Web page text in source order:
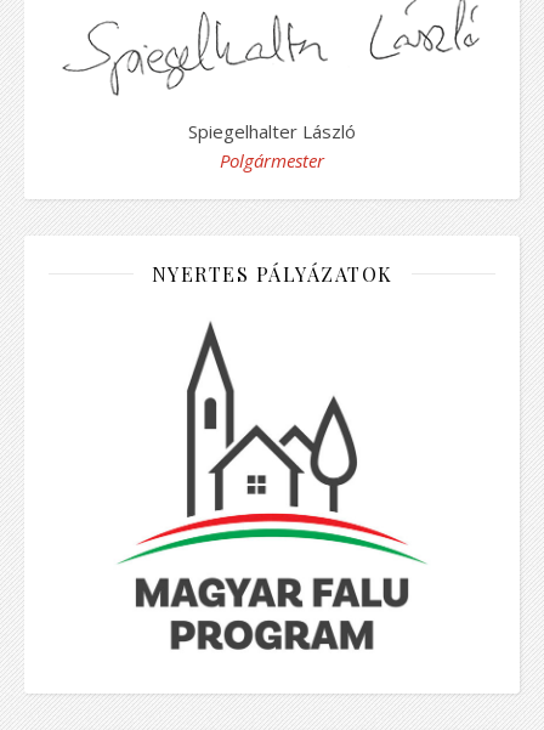
Spiegelhalter László
Polgármester
NYERTES PÁLYÁZATOK